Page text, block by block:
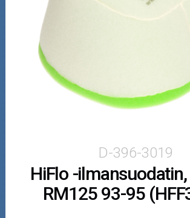
Mönkijän osat
Puutarha ja metsä
Ajovarusteet
Öljyt ja kemikaalit
Työkalut
D-396-3019
HiFlo -
RM125 93-95